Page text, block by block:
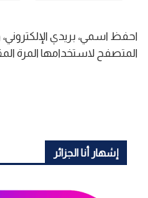
احفظ اسمي، بريدي
المتصفح لاستخدامها المرة
إشهار أنا الجزائر